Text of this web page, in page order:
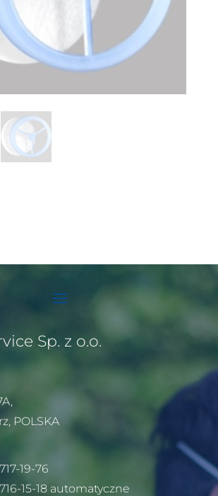
Sp. z o.o.
POLSKA
19-76
15-18 automatyczne